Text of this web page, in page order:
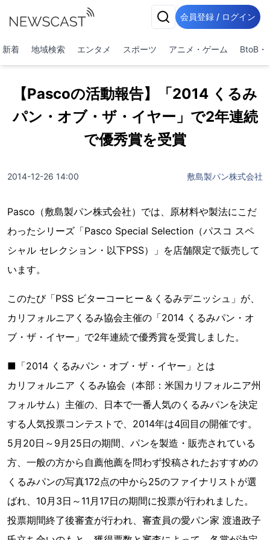
会員登録 / ログイン
新着 地域検索 エンタメ スポーツ アニメ・ゲーム BtoB・
【Pascoの活動報告】「2014 くるみ
パン・オブ・ザ・イヤー」で2年連続
で優秀賞を受賞
2014-12-26 14:00 敷島製パン株式会社
Pasco（敷島製パン株式会社）では、原材料や製法にこだ
わったシリーズ「Pasco Special Selection（パスコ スペ
シャル セレクション・以下PSS）」を店舗限定で販売して
います。
このたび「PSS ビターコーヒー＆くるみデニッシュ」が、
カリフォルニアくるみ協会主催の「2014 くるみパン・オ
ブ・ザ・イヤー」で2年連続で優秀賞を受賞しました。
■「2014 くるみパン・オブ・ザ・イヤー」とは
カリフォルニア くるみ協会（本部：米国カリフォルニア州
フォルサム）主催の、日本で一番人気のくるみパンを決定
する人気投票コンテストで、2014年は4回目の開催です。
5月20日～9月25日の期間、パンを製造・販売されている
方、一般の方から自薦他薦を問わず投稿されたおすすめの
くるみパンの写真172点の中から25のファイナリストが選
ばれ、10月3日～11月17日の期間に投票が行われました。
投票期間終了後審査が行われ、審査員の愛パン家 渡邉政子